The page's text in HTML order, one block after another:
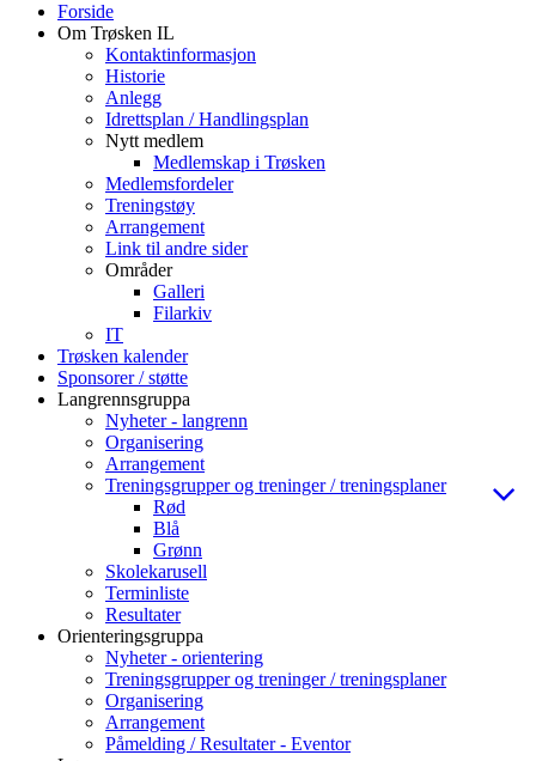
Forside
Om Trøsken IL
Kontaktinformasjon
Historie
Anlegg
Idrettsplan / Handlingsplan
Nytt medlem
Medlemskap i Trøsken
Medlemsfordeler
Treningstøy
Arrangement
Link til andre sider
Områder
Galleri
Filarkiv
IT
Trøsken kalender
Sponsorer / støtte
Langrennsgruppa
Nyheter - langrenn
Organisering
Arrangement
Treningsgrupper og treninger / treningsplaner
Rød
Blå
Grønn
Skolekarusell
Terminliste
Resultater
Orienteringsgruppa
Nyheter - orientering
Treningsgrupper og treninger / treningsplaner
Organisering
Arrangement
Påmelding / Resultater - Eventor